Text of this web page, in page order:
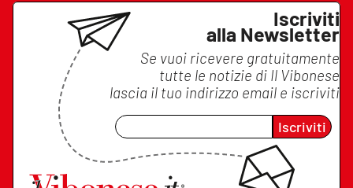
Iscriviti
alla Newsletter
Se vuoi ricevere gratuitamente
tutte le notizie di Il Vibonese
lascia il tuo indirizzo email e iscriviti
Iscriviti